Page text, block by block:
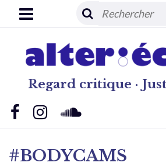
Regard critique ·
#BODYCAMS